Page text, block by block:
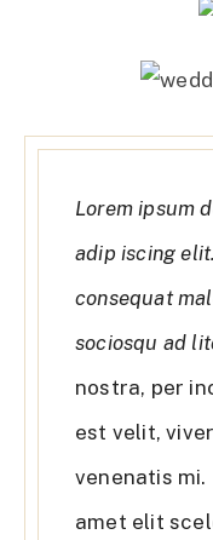
Lorem ipsum
adip iscing
consequat
sociosqu ad
nostra, per
est velit,
venenatis
amet elit